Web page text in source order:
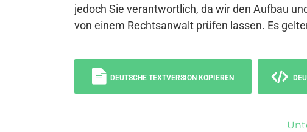
jedoch Sie verantwortlich, da wir den Aufbau
von einem Rechtsanwalt prüfen lassen. Es
DEUTSCHE TEXTVERSION KOPIEREN